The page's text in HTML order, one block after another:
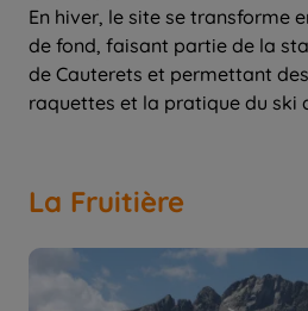
En hiver, le site se transforme
de fond, faisant partie de la
de Cauterets et permettant
raquettes et la pratique du ski
La Fruitière